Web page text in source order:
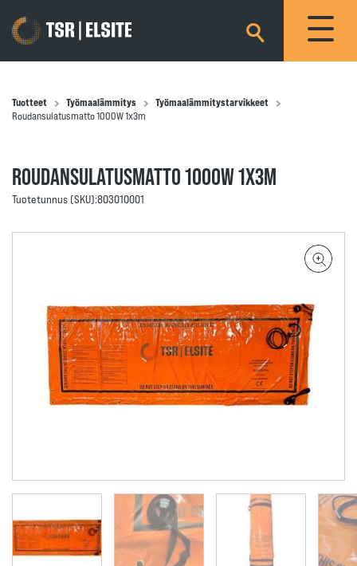
×
Tuotteet Työmaalämmitys
Työmaalämmitystarvikkeet
Roudansulatusmatto 1000W 1x3m
ROUDANSULATUSMATTO 1000W 1X3M
Tuotetunnus (SKU):803010001